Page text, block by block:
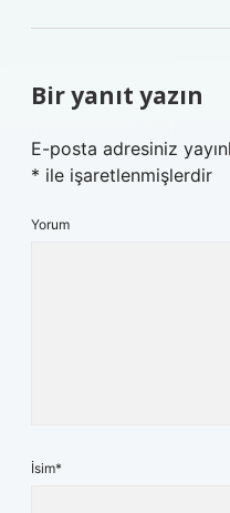
Bir yanıt yazın
E-posta adresiniz
* ile işaretlenmişlerdir
Yorum
İsim*